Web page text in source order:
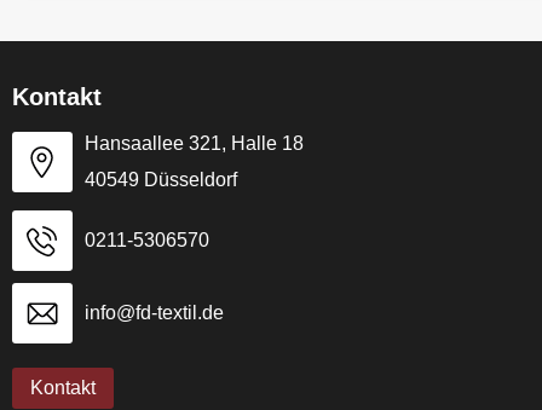
Kontakt
Hansaallee 321, Halle 18
40549 Düsseldorf
0211-5306570
info@fd-textil.de
Kontakt